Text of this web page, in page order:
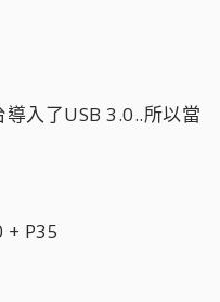
入了USB 3.0..所以當
+ P35